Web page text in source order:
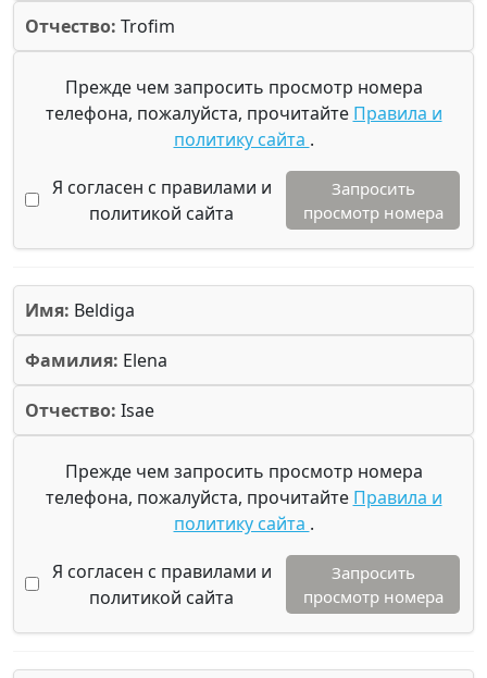
Отчество: Trofim
Прежде чем запросить просмотр номера
телефона, пожалуйста, прочитайте Правила и
политику сайта .
Я согласен с правилами и
политикой сайта
Запросить
просмотр номера
Имя: Beldiga
Фамилия: Elena
Отчество: Isae
Прежде чем запросить просмотр номера
телефона, пожалуйста, прочитайте Правила и
политику сайта .
Я согласен с правилами и
политикой сайта
Запросить
просмотр номера